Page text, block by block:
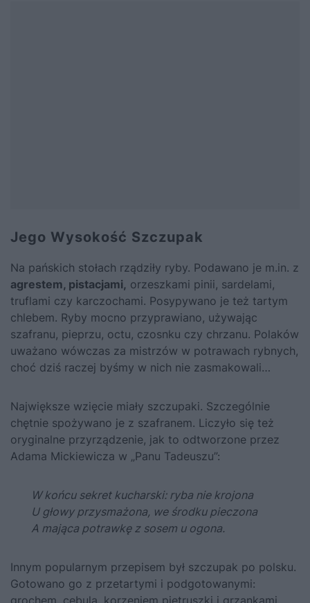
Jego Wysokość Szczupak
Na pańskich stołach rządziły ryby. Podawano je m.in. z
agrestem, pistacjami, orzeszkami pinii, sardelami,
truflami czy karczochami. Posypywano je też tartym
chlebem. Ryby mocno przyprawiano, używając
szafranu, pieprzu, octu, czosnku czy chrzanu. Polaków
uważano wówczas za mistrzów w potrawach rybnych,
choć dziś raczej byśmy w nich nie zasmakowali…
Największe wzięcie miały szczupaki. Szczególnie
chętnie spożywano je z szafranem. Liczyło się też
oryginalne przyrządzenie, jak to odtworzone przez
Adama Mickiewicza w „Panu Tadeuszu”:
W końcu sekret kucharski: ryba nie krojona
U głowy przysmażona, we środku pieczona
A mająca potrawkę z sosem u ogona.
Innym popularnym przepisem był szczupak po polsku.
Gotowano go z przetartymi i podgotowanymi:
grochem, cebulą, korzeniem pietruszki i grzankami